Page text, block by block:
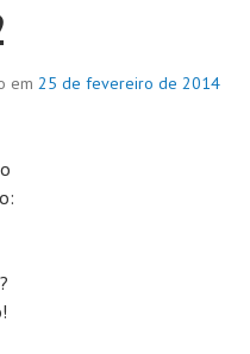
em 25 de fevereiro de 2014